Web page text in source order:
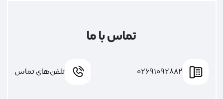
تماس با ما
02691092882 تلفن‌های تماس